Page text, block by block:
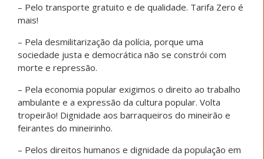
– Pelo transporte gratuito e de qualidade. Tarifa Zero é
mais!
– Pela desmilitarização da polícia, porque uma
sociedade justa e democrática não se constrói com
morte e repressão.
– Pela economia popular exigimos o direito ao trabalho
ambulante e a expressão da cultura popular. Volta
tropeirão! Dignidade aos barraqueiros do mineirão e
feirantes do mineirinho.
– Pelos direitos humanos e dignidade da população em